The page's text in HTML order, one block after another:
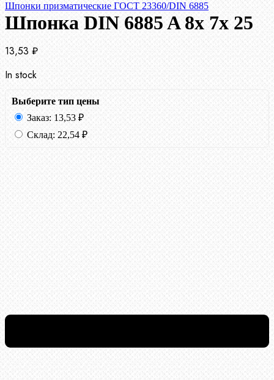
Шпонки призматические ГОСТ 23360/DIN 6885
Шпонка DIN 6885 A 8x 7x 25
13,53 ₽
In stock
Выберите тип цены
Заказ: 13,53 ₽
Склад: 22,54 ₽